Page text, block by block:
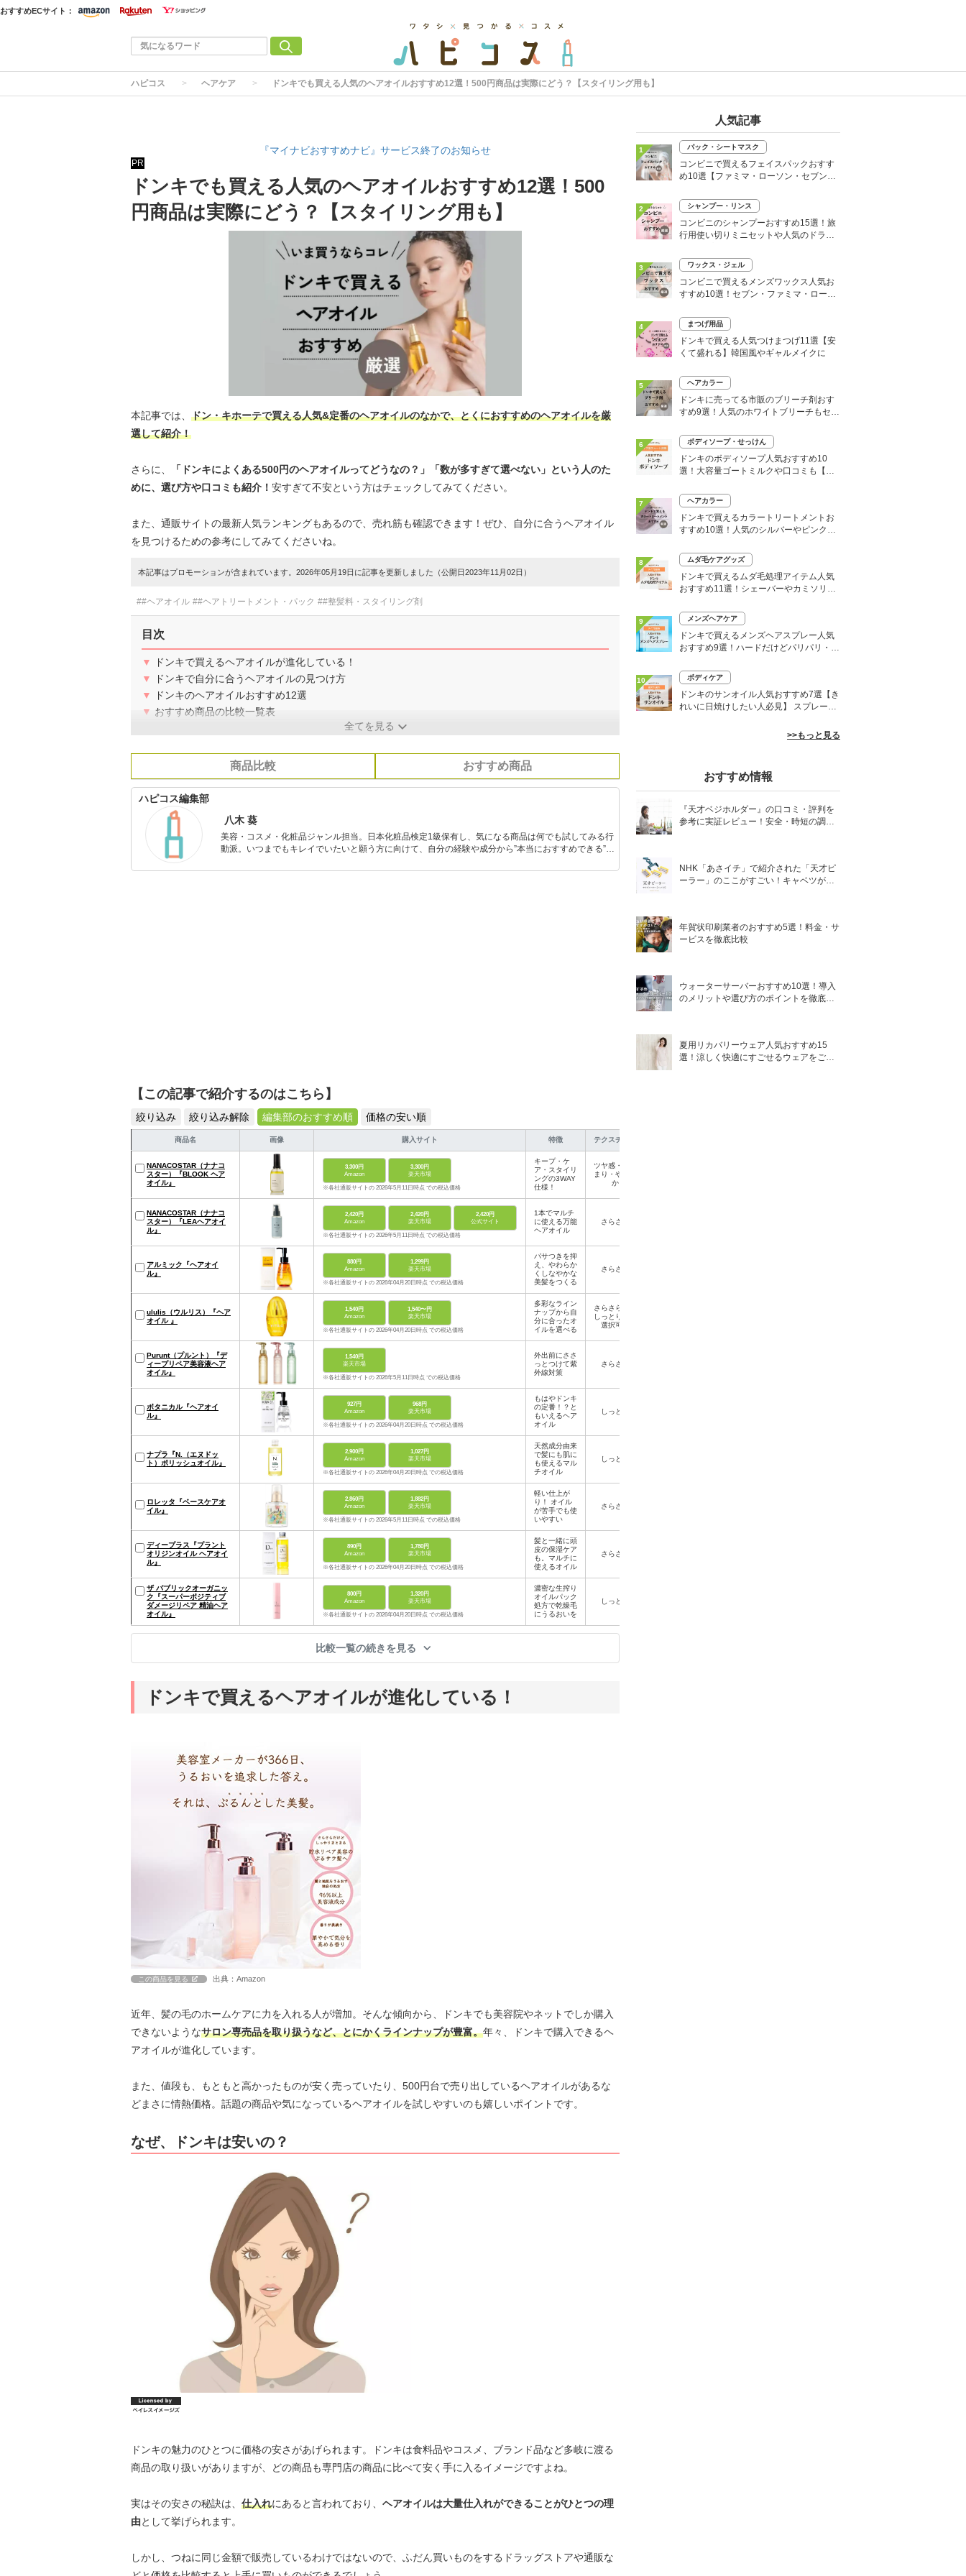
おすすめECサイト：
ハピコス ヘアケア ドンキでも買える人気のヘアオイルおすすめ12選！500円商品は実際にどう？【スタイリング用も】
『マイナビおすすめナビ』サービス終了のお知らせ
PR
ドンキでも買える人気のヘアオイルおすすめ12選！500
円商品は実際にどう？【スタイリング用も】
本記事では、 ドン・キホーテで買える人気&定番のヘアオイルのなかで、とくにおすすめのヘアオイルを厳
選して紹介！
さらに、
「ドンキによくある500円のヘアオイルってどうなの？」「数が多すぎて選べない」という人のた
めに、選び方や口コミも紹介！ 安すぎて不安という方はチェックしてみてください。
また、通販サイトの最新人気ランキングもあるので、売れ筋も確認できます！ぜひ、自分に合うヘアオイル
を見つけるための参考にしてみてくださいね。
本記事はプロモーションが含まれています。2026年05月19日に記事を更新しました（公開日2023年11月02日）
##ヘアオイル ##ヘアトリートメント・パック ##整髪料・スタイリング剤
目次
▼
ドンキで買えるヘアオイルが進化している！
▼
ドンキで自分に合うヘアオイルの見つけ方
▼
ドンキのヘアオイルおすすめ12選
▼ おすすめ商品の比較一覧表
全てを見る
商品比較 おすすめ商品
ハピコス編集部
八木 葵
美容・コスメ・化粧品ジャンル担当。日本化粧品検定1級保有し、気になる商品は何でも試してみる行
動派。いつまでもキレイでいたいと願う方に向けて、自分の経験や成分から”本当におすすめできる”も
【この記事で紹介するのはこちら】
絞り込み 絞り込み解除 編集部のおすすめ順 価格の安い順
商品名 画像 購入サイト 特徴 テクスチャー
NANACOSTAR（ナナコ
スター）『BLOOK ヘア
オイル』
3,300円
Amazon
3,300円
楽天市場
※各社通販サイトの 2026年5月11日時点 での税込価格
キープ・ケ
ア・スタイリ
ングの3WAY
仕様！
ツヤ感・まと
まり・やわら
か
NANACOSTAR（ナナコ
スター）『LEAヘアオイ
ル』
2,420円
Amazon
2,420円
楽天市場
2,420円
公式サイト
※各社通販サイトの 2026年5月11日時点 での税込価格
1本でマルチ
に使える万能
ヘアオイル
さらさら
アルミック『ヘアオイ
ル』
880円
Amazon
1,299円
楽天市場
※各社通販サイトの 2026年04月20日時点 での税込価格
パサつきを抑
え、やわらか
くしなやかな
美髪をつくる
さらさら
ululis（ウルリス）『ヘア
オイル 』
1,540円
Amazon
1,540〜円
楽天市場
※各社通販サイトの 2026年04月20日時点 での税込価格
多彩なライン
ナップから自
分に合ったオ
イルを選べる
さらさらから
しっとりまで
選択可能
Purunt（プルント）『デ
ィープリペア美容液ヘア
オイル』
1,540円
楽天市場
※各社通販サイトの 2026年5月11日時点 での税込価格
外出前にささ
っとつけて紫
外線対策
さらさら
ボタニカル『ヘアオイ
ル』
927円
Amazon
968円
楽天市場
※各社通販サイトの 2026年04月20日時点 での税込価格
もはやドンキ
の定番！？と
もいえるヘア
オイル
しっとり
ナプラ『N.（エヌドッ
ト）ポリッシュオイル』
2,900円
Amazon
1,027円
楽天市場
※各社通販サイトの 2026年04月20日時点 での税込価格
天然成分由来
で髪にも肌に
も使えるマル
チオイル
しっとり
ロレッタ『ベースケアオ
イル』
2,860円
Amazon
1,882円
楽天市場
※各社通販サイトの 2026年5月11日時点 での税込価格
軽い仕上が
り！ オイル
が苦手でも使
いやすい
さらさら
ディープラス『プラント
オリジンオイル ヘアオイ
ル』
890円
Amazon
1,780円
楽天市場
※各社通販サイトの 2026年04月20日時点 での税込価格
髪と一緒に頭
皮の保湿ケア
も。マルチに
使えるオイル
さらさら
ザ パブリックオーガニッ
ク『スーパーポジティブ
ダメージリペア 精油ヘア
オイル』
800円
Amazon
1,320円
楽天市場
※各社通販サイトの 2026年04月20日時点 での税込価格
濃密な生搾り
オイルパック
処方で乾燥毛
にうるおいを
しっとり
比較一覧の続きを見る
ドンキで買えるヘアオイルが進化している！
この商品を見る 出典：Amazon
近年、髪の毛のホームケアに力を入れる人が増加。そんな傾向から、ドンキでも美容院やネットでしか購入
できないようなサロン専売品を取り扱うなど、とにかくラインナップが豊富。年々、ドンキで購入できるヘ
アオイルが進化しています。
また、値段も、もともと高かったものが安く売っていたり、500円台で売り出しているヘアオイルがあるな
どまさに情熱価格。話題の商品や気になっているヘアオイルを試しやすいのも嬉しいポイントです。
なぜ、ドンキは安いの？
ドンキの魅力のひとつに価格の安さがあげられます。ドンキは食料品やコスメ、ブランド品など多岐に渡る
商品の取り扱いがありますが、どの商品も専門店の商品に比べて安く手に入るイメージですよね。
実はその安さの秘訣は、 仕入れにあると言われており、 ヘアオイルは大量仕入れができることがひとつの理
由として挙げられます。
しかし、つねに同じ金額で販売しているわけではないので、ふだん買いものをするドラッグストアや通販な
人気記事
1 パック・シートマスク
コンビニで買えるフェイスパックおすす
め10選【ファミマ・ローソン・セブン】
2 シャンプー・リンス
コンビニのシャンプーおすすめ15選！旅
行用使い切りミニセットや人気のドライ
3 ワックス・ジェル
コンビニで買えるメンズワックス人気お
すすめ10選！セブン・ファミマ・ローソ
4 まつげ用品
ドンキで買える人気つけまつげ11選【安
くて盛れる】韓国風やギャルメイクに
5 ヘアカラー
ドンキに売ってる市販のブリーチ剤おす
すめ9選！人気のホワイトブリーチもセル
6 ボディソープ・せっけん
ドンキのボディソープ人気おすすめ10
選！大容量ゴートミルクや口コミも【い
7 ヘアカラー
ドンキで買えるカラートリートメントお
すすめ10選！人気のシルバーやピンク、
8 ムダ毛ケアグッズ
ドンキで買えるムダ毛処理アイテム人気
おすすめ11選！シェーバーやカミソリな
9 メンズヘアケア
ドンキで買えるメンズヘアスプレー人気
おすすめ9選！ハードだけどパリパリ・白
10 ボディケア
ドンキのサンオイル人気おすすめ7選【き
れいに日焼けしたい人必見】 スプレーや
>>もっと見る
おすすめ情報
『天才ベジホルダー』の口コミ・評判を
参考に実証レビュー！安全・時短の調理
NHK「あさイチ」で紹介された「天才ピ
ーラー」のここがすごい！キャベツがほ
年賀状印刷業者のおすすめ5選！料金・サ
ービスを徹底比較
ウォーターサーバーおすすめ10選！導入
のメリットや選び方のポイントを徹底解
夏用リカバリーウェア人気おすすめ15
選！涼しく快適にすごせるウェアをご紹